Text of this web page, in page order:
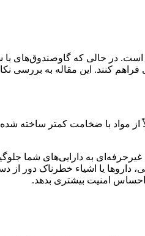
در حالی که گاوصندوق‌های
کنند. این مقاله به بررسی
مواد با ضخامت کمتر ساخته
به دارایی‌های شما
داروها یا اشیاء خطرناک دور
امنیت بیشتری بدهد.